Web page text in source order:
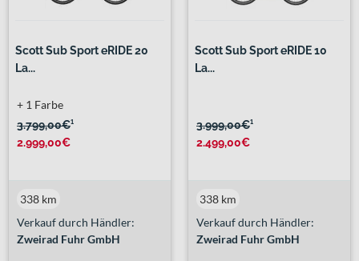
Scott Sub Sport eRIDE 20
La...
3.799,00€¹
2.999,00€
+ 1 Farbe
Verkauf durch Händler:
Zweirad Fuhr GmbH
338 km
Scott Sub Sport eRIDE 10
La...
3.999,00€¹
2.499,00€
Verkauf durch Händler:
Zweirad Fuhr GmbH
338 km